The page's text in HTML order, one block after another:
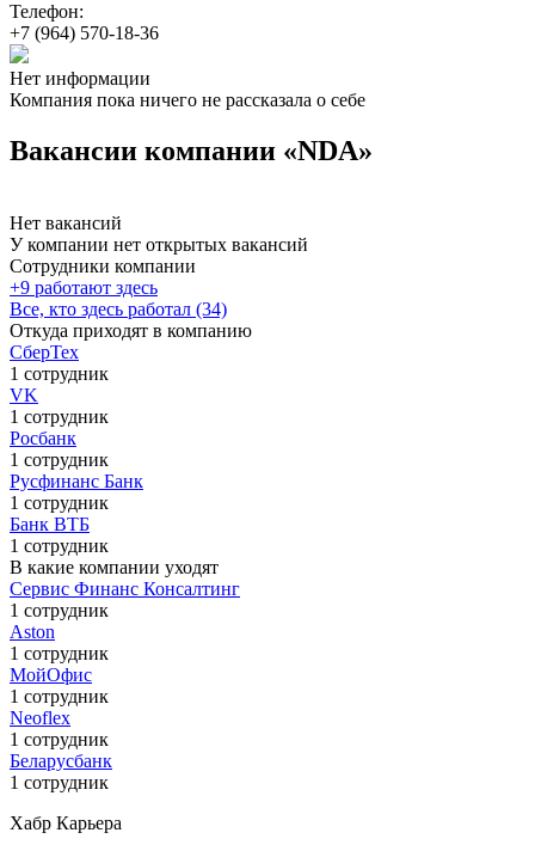
Телефон:
+7 (964) 570-18-36
Нет информации
Компания пока ничего не рассказала о себе
Вакансии компании «NDA»
Нет вакансий
У компании нет открытых вакансий
Сотрудники компании
+9 работают здесь
Все, кто здесь работал (34)
Откуда приходят в компанию
СберТех
1 сотрудник
VK
1 сотрудник
Росбанк
1 сотрудник
Русфинанс Банк
1 сотрудник
Банк ВТБ
1 сотрудник
В какие компании уходят
Сервис Финанс Консалтинг
1 сотрудник
Aston
1 сотрудник
МойОфис
1 сотрудник
Neoflex
1 сотрудник
Беларусбанк
1 сотрудник
Хабр Карьера